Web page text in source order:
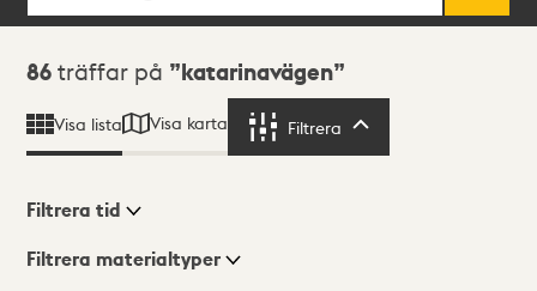
Sökresultat
86 träffar på katarinavägen
Visa lista Visa karta Filtrera
Visningsläge
Filtrera tid
Filtrera materialtyper